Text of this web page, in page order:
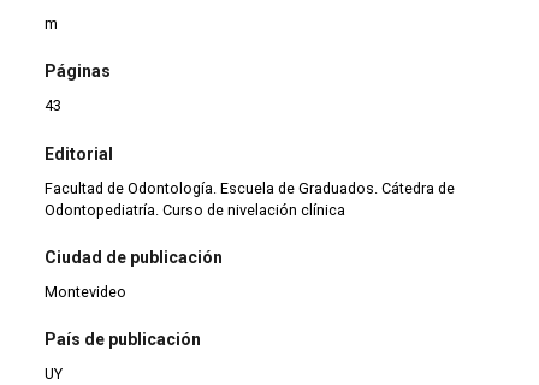
m
Páginas
43
Editorial
Facultad de Odontología. Escuela de Graduados. Cátedra de
Odontopediatría. Curso de nivelación clínica
Ciudad de publicación
Montevideo
País de publicación
UY